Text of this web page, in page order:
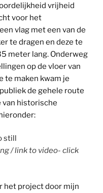
vrijheid
voor het
vlag met een van de
te dragen en deze te
meter lang. Onderweg
op de vloer van
te maken kwam je
de gehele route
van historische
/ link to video- click
het project door mijn